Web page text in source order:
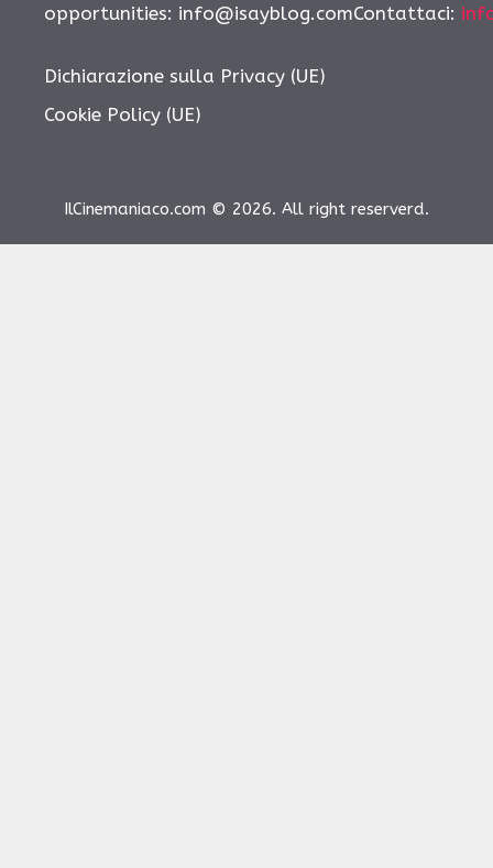
opportunities: info@isayblog.comContattaci:
Dichiarazione sulla Privacy (UE)
Cookie Policy (UE)
IlCinemaniaco.com © 2026. All right reserverd.